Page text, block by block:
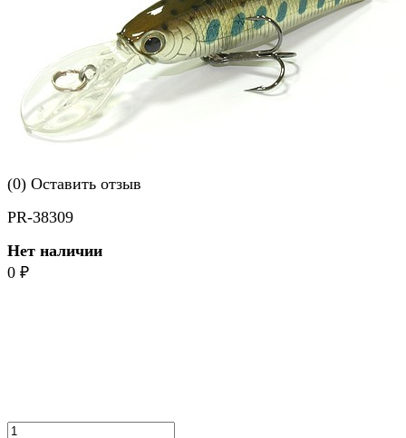
(0) Оставить отзыв
PR-38309
Нет наличии
0 ₽